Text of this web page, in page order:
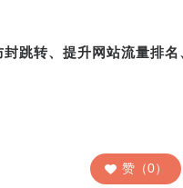
跳转、提升网站流量排
赞（0）